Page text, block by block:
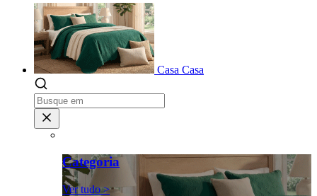
Casa Casa
Categoria
Ver tudo >